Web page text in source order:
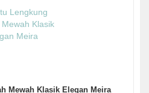
Mewah Klasik Elegan Meira